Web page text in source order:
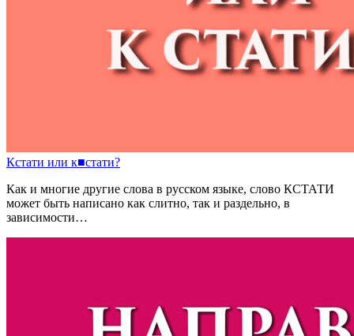
Кстати или к■стати?
Как и многие другие слова в русском языке, слово КСТАТИ
может быть написано как слитно, так и раздельно, в
зависимости…